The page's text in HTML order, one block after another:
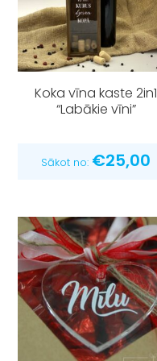
Koka vīna kaste 2in1
“Labākie vīni”
Sākot no: €25,00